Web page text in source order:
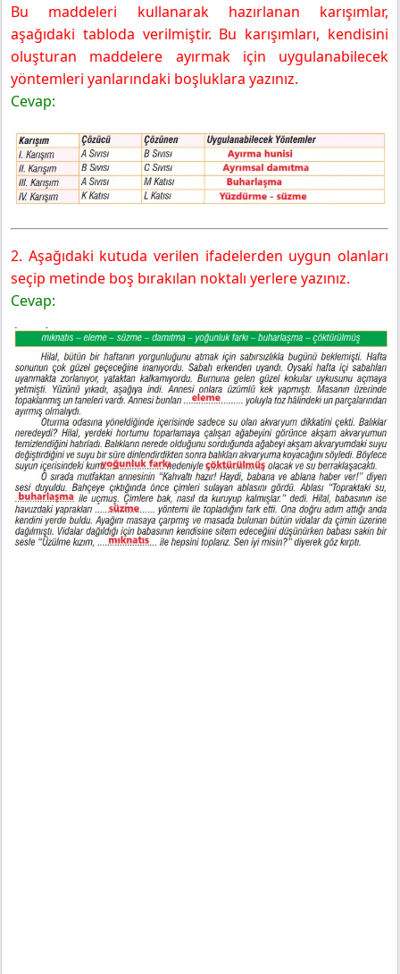
Bu maddeleri kullanarak hazırlanan karışımlar,
aşağıdaki tabloda verilmiştir. Bu karışımları, kendisini
oluşturan maddelere ayırmak için uygulanabilecek
yöntemleri yanlarındaki boşluklara yazınız.
Cevap:
2. Aşağıdaki kutuda verilen ifadelerden uygun olanları
seçip metinde boş bırakılan noktalı yerlere yazınız.
Cevap: